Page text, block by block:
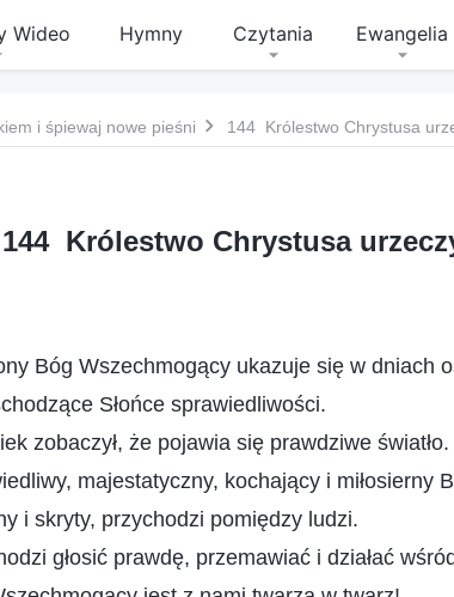
Wideo Hymny Czytania Ewangelia
i śpiewaj nowe pieśni 144 Królestwo Chrystusa
144 Królestwo Chrystusa
Bóg Wszechmogący ukazuje się w dniach
Słońce sprawiedliwości.
zobaczył, że pojawia się prawdziwe światło.
majestatyczny, kochający i miłosierny
i skryty, przychodzi pomiędzy ludzi.
głosić prawdę, przemawiać i działać